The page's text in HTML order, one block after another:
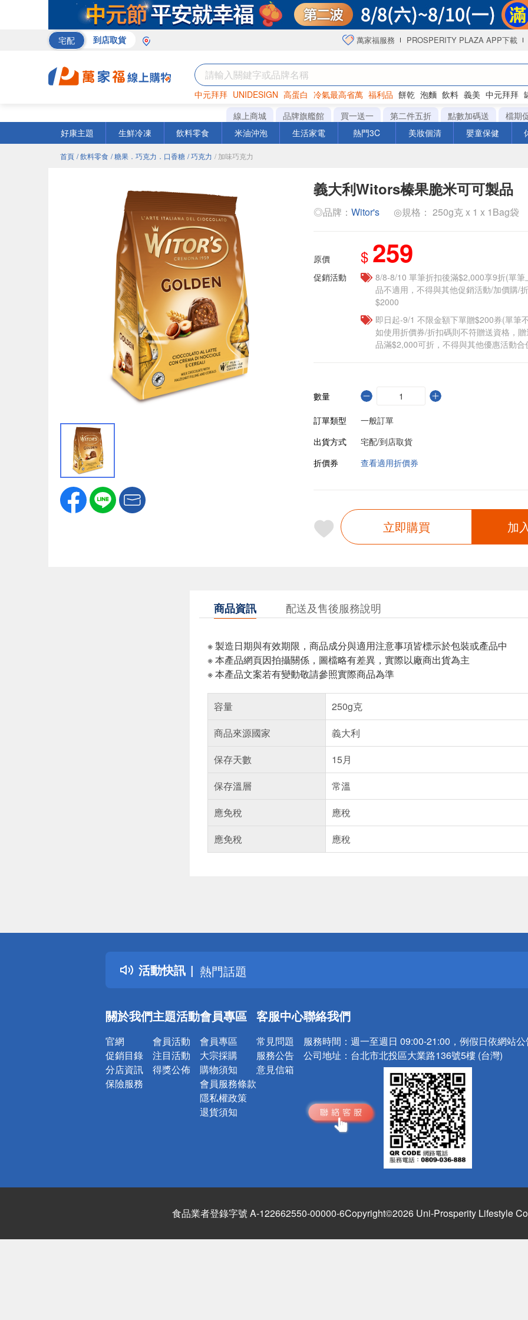
宅配 到店取貨 萬家福服務 PROSPERITY PLAZA APP下載
中元拜拜 UNIDESIGN 高蛋白 冷氣最高省萬 福利品 餅乾 泡麵 飲料 義美 中元拜拜
巧克力 衛生紙 咖啡
線上商城 品牌旗艦館 買一送一 第二件五折 點數加碼送 檔期
好康主題
生鮮冷凍 飲料零食 米油沖泡 生活家電 熱門3C 美妝個清 嬰童保健
首頁 / 飲料零食 / 糖果．巧克力．口香糖 / 巧克力 / 加味巧克力
義大利Witors榛果脆米可可製品
◎品牌： Witor's ◎規格： 250g克 x 1 x 1Bag袋
原價 $ 259
促銷活動
8/8-8/10 單筆折扣後滿$2,000享9折(單
品不適用，不得與其他促銷活動/加價購/
$2000
即日起-9/1 不限金額下單贈$200券(單筆
如使用折價券/折扣碼則不符贈送資格，
品滿$2,000可折，不得與其他優惠活動合
數量
訂單類型
一般訂單
出貨方式
宅配/到店取貨
折價券
查看適用折價券
立即購買 加
商品資訊 配送及售後服務說明
※ 製造日期與有效期限，商品成分與適用注意事項皆標示於包裝或產品中
※ 本產品網頁因拍攝關係，圖檔略有差異，實際以廠商出貨為主
※ 本產品文案若有變動敬請參照實際商品為準
容量
250g克
商品來源國家
義大利
保存天數
15月
保存溫層
常溫
應免稅
應稅
應免稅
應稅
活動快訊
詐騙網頁！請小心！
得獎公告
熱門話題
銀行優惠
詐騙網頁！請小心！
關於我們
官網
促銷目錄
分店資訊
保險服務
主題活動
會員活動
注目活動
得獎公佈
會員專區
會員專區
大宗採購
購物須知
會員服務條款
隱私權政策
退貨須知
客服中心
常見問題
服務公告
意見信箱
聯絡我們
服務時間： 週一至週日 09:00-21:00，例假日依網站
公司地址： 台北市北投區大業路136號5樓 (台灣)
食品業者登錄字號 A-122662550-00000-6Copyright©2026 Uni-Prosperity Lifestyle